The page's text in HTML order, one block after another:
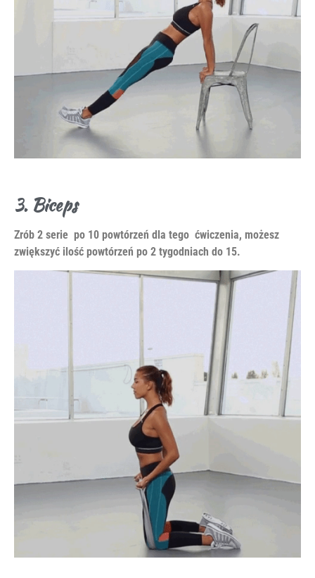
3. Biceps
Zrób 2 serie po 10 powtórzeń dla tego ćwiczenia, możesz
zwiększyć ilość powtórzeń po 2 tygodniach do 15.